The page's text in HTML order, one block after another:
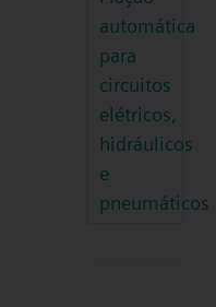
automática
para
circuitos
elétricos,
hidráulicos
e
pneumáticos